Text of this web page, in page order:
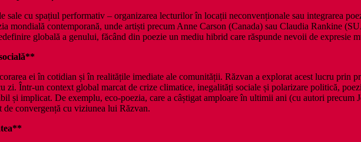
sale cu spațiul performativ – organizarea lecturilor în locații neconvenționale sau integrarea
mondială contemporană, unde artiști precum Anne Carson (Canada) sau Claudia Rankine
globală a genului, făcând din poezie un mediu hibrid care răspunde nevoii de expresie
ei în cotidian și în realitățile imediate ale comunității. Răzvan a explorat acest lucru prin
zi. Într-un context global marcat de crize climatice, inegalități sociale și polarizare politică,
și implicat. De exemplu, eco-poezia, care a câștigat amploare în ultimii ani (cu autori precum
convergență cu viziunea lui Răzvan.